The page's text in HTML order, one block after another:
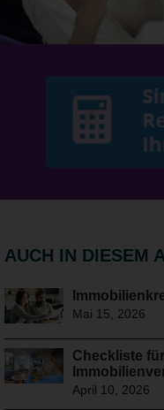
AUCH IN DIESEM
Mai 15, 2026
Checkliste
April 10, 2026